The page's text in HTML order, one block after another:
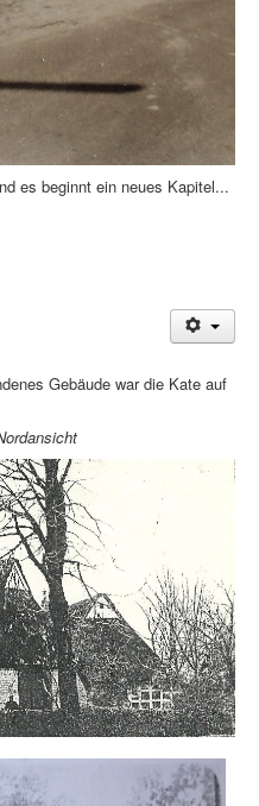
es beginnt ein neues Kapitel...
Gebäude war die Kate auf